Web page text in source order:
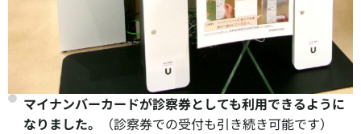
マイナンバーカードが診察券としても利用できるように
なりました。
（診察券での受付も引き続き可能です）